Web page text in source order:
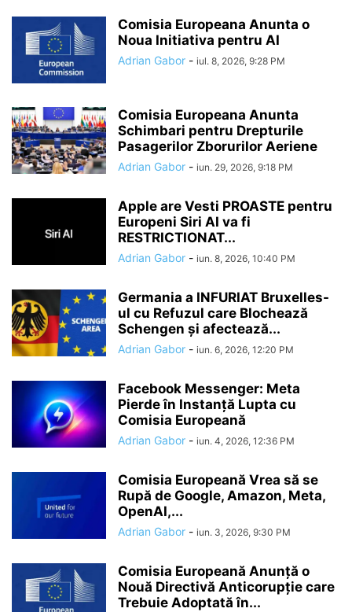
Comisia Europeana Anunta o
Noua Initiativa pentru AI
Adrian Gabor - iul. 8, 2026, 9:28 PM
Comisia Europeana Anunta
Schimbari pentru Drepturile
Pasagerilor Zborurilor Aeriene
Adrian Gabor - iun. 29, 2026, 9:18 PM
Apple are Vesti PROASTE pentru
Europeni Siri AI va fi
RESTRICTIONAT...
Adrian Gabor - iun. 8, 2026, 10:40 PM
Germania a INFURIAT Bruxelles-
ul cu Refuzul care Blochează
Schengen și afectează...
Adrian Gabor - iun. 6, 2026, 12:20 PM
Facebook Messenger: Meta
Pierde în Instanță Lupta cu
Comisia Europeană
Adrian Gabor - iun. 4, 2026, 12:36 PM
Comisia Europeană Vrea să se
Rupă de Google, Amazon, Meta,
OpenAI,...
Adrian Gabor - iun. 3, 2026, 9:30 PM
Comisia Europeană Anunță o
Nouă Directivă Anticorupție care
Trebuie Adoptată în...